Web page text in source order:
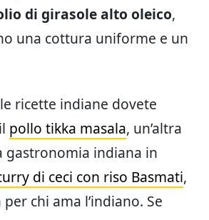
di girasole alto oleico,
una cottura uniforme e un
ricette indiane dovete
pollo tikka masala, un’altra
gastronomia indiana in
di ceci con riso Basmati,
per chi ama l’indiano. Se